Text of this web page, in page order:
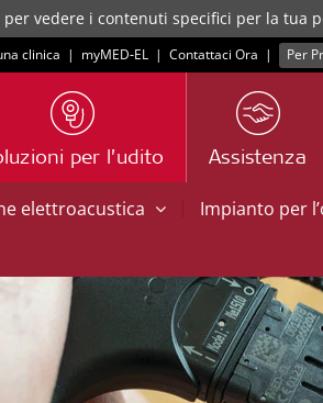
vedere i contenuti specifici per la tua
clinica | myMED‑EL | Contattaci Ora | Per
per l’udito Assistenza
elettroacustica | Impianto per